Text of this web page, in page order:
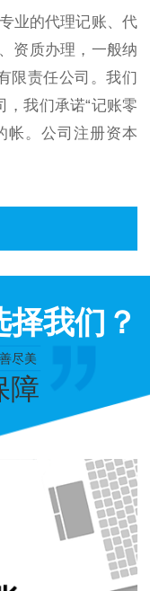
业的代理记账、代
资质办理，一般纳
限责任公司。我们
我们承诺“记账零
帐。公司注册资本
我们？
尽美
障